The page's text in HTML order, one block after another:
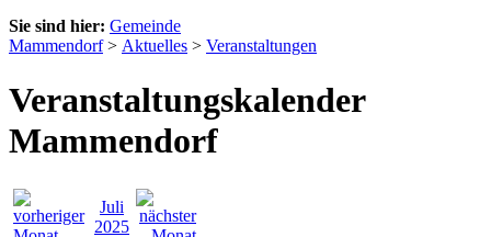
Sie sind hier: Gemeinde
Mammendorf> Aktuelles > Veranstaltungen
Veranstaltungskalender
Mammendorf
Juli
2025